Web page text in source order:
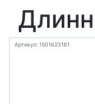
Артикул: 1501623181